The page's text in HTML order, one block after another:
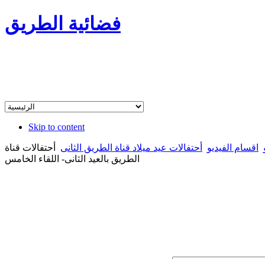
فضائية الطريق
Skip to content
اقسام الفيديو أحتفالات عيد ميلاد قناة الطريق الثانى
أحتفالات قناة
الطريق بالعيد الثانى- اللقاء الخامس